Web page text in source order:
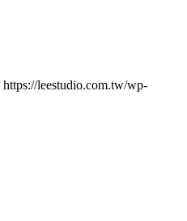
https://leestudio.com.tw/wp-